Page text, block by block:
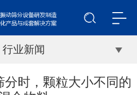
行业新闻
分时，颗粒大小不同的